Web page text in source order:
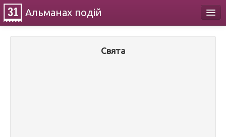
Альманах подій
Свята